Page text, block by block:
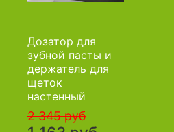
Дозатор для
зубной пасты и
держатель для
щеток
настенный
2 345 руб